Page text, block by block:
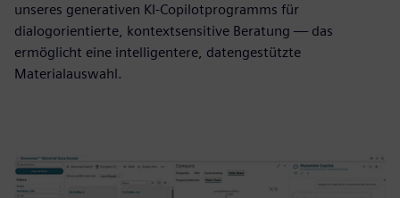
unseres generativen KI-Copilotprogramms für
dialogorientierte, kontextsensitive Beratung — das
ermöglicht eine intelligentere, datengestützte
Materialauswahl.